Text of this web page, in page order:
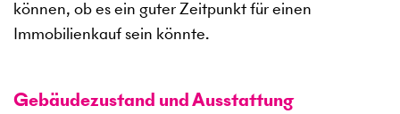
können, ob es ein guter Zeitpunkt für einen
Immobilienkauf sein könnte.
Gebäudezustand und Ausstattung